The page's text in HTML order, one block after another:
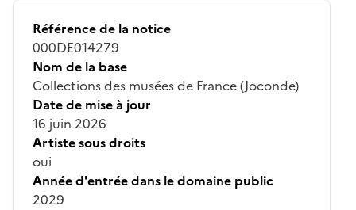
Référence de la notice
000DE014279
Nom de la base
Collections des musées de France (Joconde)
Date de mise à jour
16 juin 2026
Artiste sous droits
oui
Année d'entrée dans le domaine public
2029